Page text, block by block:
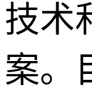
技术
案。